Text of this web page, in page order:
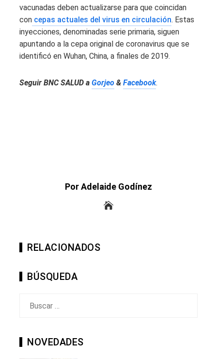
vacunadas deben actualizarse para que coincidan
con cepas actuales del virus en circulación. Estas
inyecciones, denominadas serie primaria, siguen
apuntando a la cepa original de coronavirus que se
identificó en Wuhan, China, a finales de 2019.
Seguir BNC SALUD a Gorjeo & Facebook.
Por Adelaide Godínez
RELACIONADOS
BÚSQUEDA
NOVEDADES